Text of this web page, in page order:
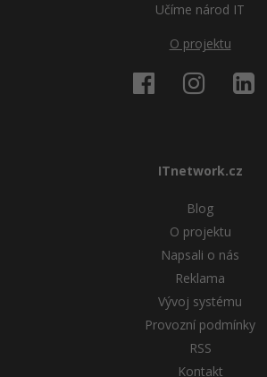
Učíme národ IT
O projektu
ITnetwork.cz
Blog
O projektu
Napsali o nás
Reklama
Vývoj systému
Provozní podmínky
RSS
Kontakt